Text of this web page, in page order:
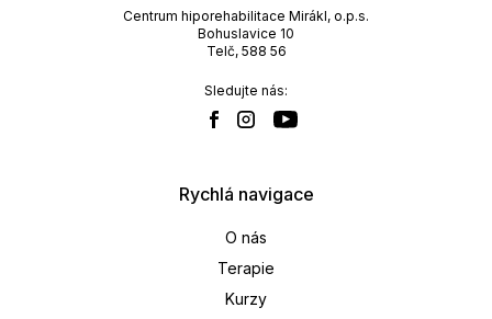
Centrum hiporehabilitace Mirákl, o.p.s.
Bohuslavice 10
Telč, 588 56
Sledujte nás:
Rychlá navigace
O nás
Terapie
Kurzy